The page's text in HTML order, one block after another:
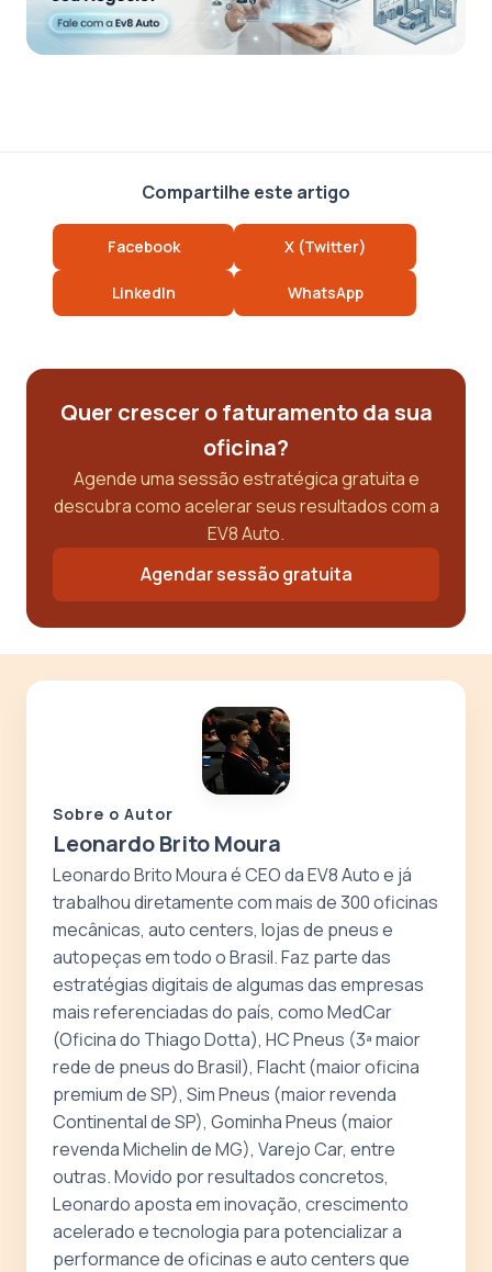
Compartilhe este artigo
Facebook X (Twitter)
LinkedIn WhatsApp
Quer crescer o faturamento da sua
oficina?
Agende uma sessão estratégica gratuita e
descubra como acelerar seus resultados com a
EV8 Auto.
Agendar sessão gratuita
Sobre o Autor
Leonardo Brito Moura
Leonardo Brito Moura é CEO da EV8 Auto e já
trabalhou diretamente com mais de 300 oficinas
mecânicas, auto centers, lojas de pneus e
autopeças em todo o Brasil. Faz parte das
estratégias digitais de algumas das empresas
mais referenciadas do país, como MedCar
(Oficina do Thiago Dotta), HC Pneus (3ª maior
rede de pneus do Brasil), Flacht (maior oficina
premium de SP), Sim Pneus (maior revenda
Continental de SP), Gominha Pneus (maior
revenda Michelin de MG), Varejo Car, entre
outras. Movido por resultados concretos,
Leonardo aposta em inovação, crescimento
acelerado e tecnologia para potencializar a
performance de oficinas e auto centers que